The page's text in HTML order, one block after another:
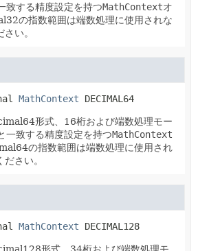
致する精度設定を持つMathContextオ
の指数範囲は端数処理に使用されな
い。
MathContext DECIMAL64
形式、16桁および端数処理モー
一致する精度設定を持つMathContext
の指数範囲は端数処理に使用され
さい。
MathContext DECIMAL128
形式、34桁および端数処理モ